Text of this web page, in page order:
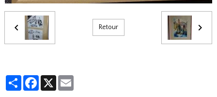
Retour
PartagerFacebook
X